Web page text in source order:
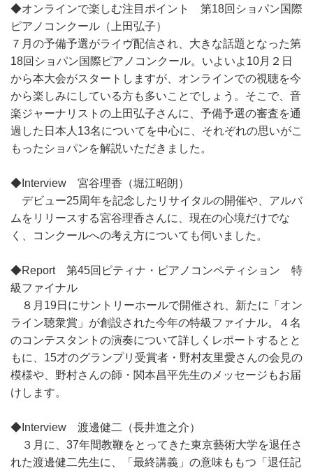
◆オンラインで楽しむ注目ポイント 第18回ショパン国際
ピアノコンクール（上田弘子）
７月の予備予選がライヴ配信され、大きな話題となった第
18回ショパン国際ピアノコンクール。いよいよ10月２日
から本大会がスタートしますが、オンラインでの視聴を今
から楽しみにしている方も多いことでしょう。そこで、音
楽ジャーナリストの上田弘子さんに、予備予選の審査を通
過した日本人13名についてを中心に、それぞれの思いがこ
もったショパンを解説いただきました。
◆Interview 宮谷理香（堀江昭朗）
デビュー25周年を記念したリサイタルの開催や、アルバ
ムをリリースする宮谷理香さんに、現在の心境だけでな
く、コンクールへの考え方についても伺いました。
◆Report 第45回ピティナ・ピアノコンペティション 特
級ファイナル
８月19日にサントリーホールで開催され、新たに「オン
ライン聴衆賞」が創設された今年の特級ファイナル。４名
のコンテスタントの演奏について詳しくレポートするとと
もに、15才のグランプリ受賞者・野村友里愛さんの会見の
模様や、野村さんの師・関本昌平先生のメッセージもお届
けします。
◆Interview 渡邊健二（長井進之介）
３月に、37年間教鞭をとってきた東京藝術大学を退任さ
れた渡邊健二先生に、「最終講義」の意味ももつ「退任記